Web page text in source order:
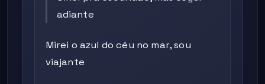
adiante
Mirei o azul do céu no mar, sou
viajante